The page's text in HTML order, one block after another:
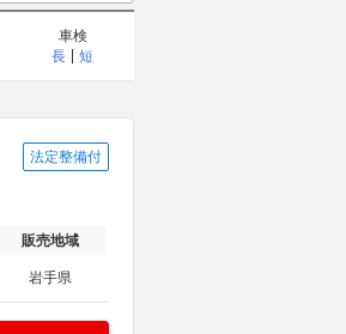
車検
長
短
法定整備付
販売地域
岩手県